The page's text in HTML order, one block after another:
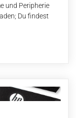
und Peripherie
Du findest